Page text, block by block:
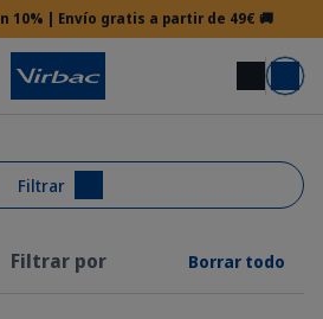
10% | Envío gratis a partir de 49€ 🚚
Mi cuenta Carrito
¿Necesitas ayuda?
Filtrar
Filtrar por Borrar todo